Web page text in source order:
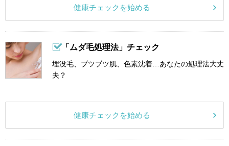
健康チェックを始める
「ムダ毛処理法」チェック
埋没毛、ブツブツ肌、色素沈着…あなたの処理法大丈
夫？
健康チェックを始める